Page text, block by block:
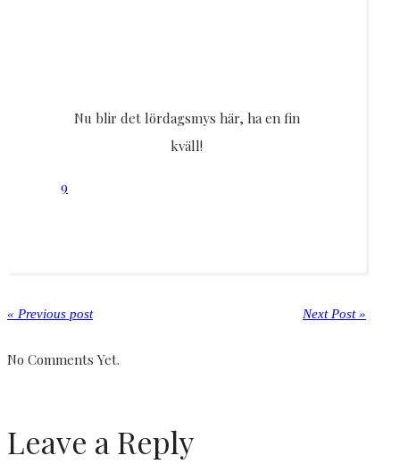
Nu blir det lördagsmys här, ha en fin
kväll!
9
« Previous post Next Post »
No Comments Yet.
Leave a Reply